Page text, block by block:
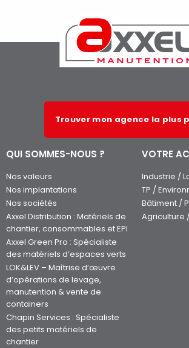
Trouver mon agence la plus
QUI SOMMES-NOUS ?
Nos valeurs
Nos implantations
Nos sociétés
Axxel Distribution : Matériels de
chantier, consommables et EPI
Axxel Green Pro : Spécialiste
des matériels d’espaces verts
LOK&LEV – Maîtrise d’œuvre
d’opérations de levage,
manutention & vente de
containers
Chapin Services : Spécialiste
des petits matériels de
chantier
VOTRE
Industrie /
TP /
Bâtiment /
Agriculture